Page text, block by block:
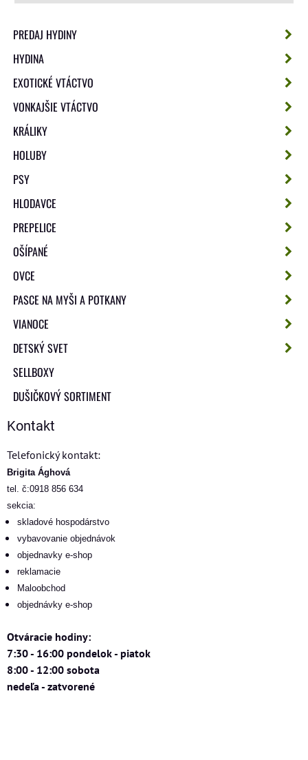
PREDAJ HYDINY
HYDINA
EXOTICKÉ VTÁCTVO
VONKAJŠIE VTÁCTVO
KRÁLIKY
HOLUBY
PSY
HLODAVCE
PREPELICE
OŠÍPANÉ
OVCE
PASCE NA MYŠI A POTKANY
VIANOCE
DETSKÝ SVET
SELLBOXY
DUŠIČKOVÝ SORTIMENT
Kontakt
Telefonický kontakt:
Brigita Ághová
tel. č:0918 856 634
sekcia:
skladové hospodárstvo
vybavovanie objednávok
objednavky e-shop
reklamacie
Maloobchod
objednávky e-shop
Otváracie hodiny:
7:30 - 16:00 pondelok - piatok
8:00 - 12:00 sobota
nedeľa - zatvorené